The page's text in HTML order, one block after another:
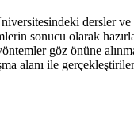
dersler
sonucu olarak
göz önüne
alanı ile